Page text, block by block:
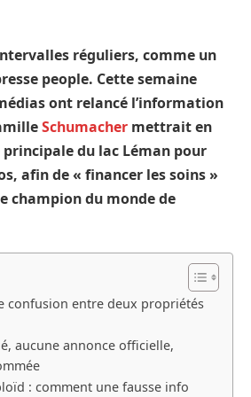
réguliers, comme un
people. Cette semaine
ont relancé l’information
Schumacher mettrait en
principale du lac Léman pour
afin de « financer les soins »
champion du monde de
confusion entre deux propriétés
aucune annonce officielle,
: comment une fausse info